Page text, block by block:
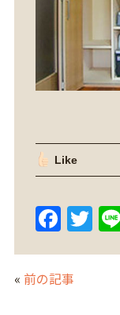
Like
F
a
c
e
T
w
« 前の記事